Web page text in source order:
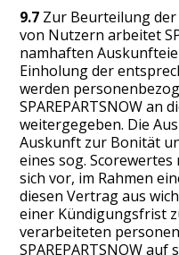
9.7 Zur Beurteilung
von Nutzern arbeitet
namhaften
Einholung der
werden
SPAREPARTSNOW an
weitergegeben. Die
Auskunft zur Bonität
eines sog. Scorewertes
sich vor, im Rahmen
diesen Vertrag aus
einer Kündigungsfrist
verarbeiteten
SPAREPARTSNOW